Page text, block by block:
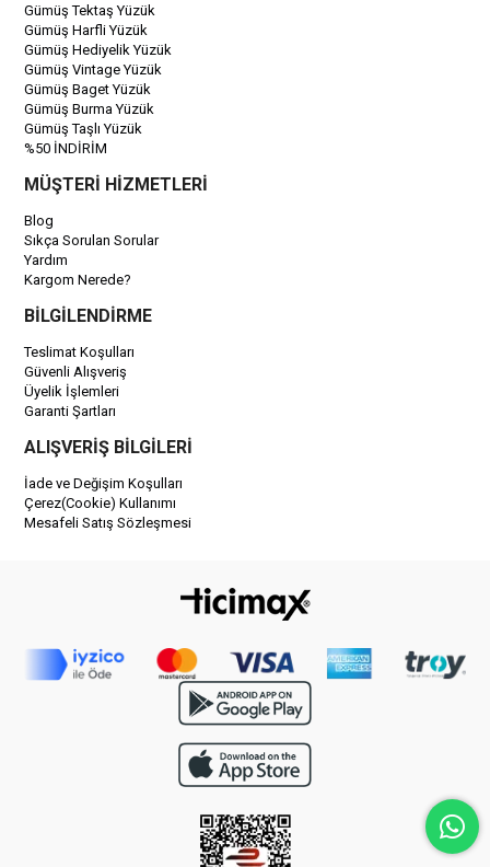
Gümüş Tektaş Yüzük
Gümüş Harfli Yüzük
Gümüş Hediyelik Yüzük
Gümüş Vintage Yüzük
Gümüş Baget Yüzük
Gümüş Burma Yüzük
Gümüş Taşlı Yüzük
%50 İNDİRİM
MÜŞTERİ HİZMETLERİ
Blog
Sıkça Sorulan Sorular
Yardım
Kargom Nerede?
BİLGİLENDİRME
Teslimat Koşulları
Güvenli Alışveriş
Üyelik İşlemleri
Garanti Şartları
ALIŞVERİŞ BİLGİLERİ
İade ve Değişim Koşulları
Çerez(Cookie) Kullanımı
Mesafeli Satış Sözleşmesi